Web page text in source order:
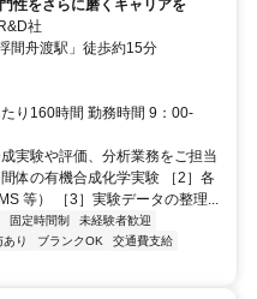
性をさらに磨くキャリアを
社
間舟渡駅」徒歩約15分
り160時間 勤務時間 9：00-
実験や評価、分析業務をご担当
体の有機合成化学実験 ［2］各
等） ［3］実験データの整理...
固定時間制
未経験者歓迎
あり ブランクOK
交通費支給